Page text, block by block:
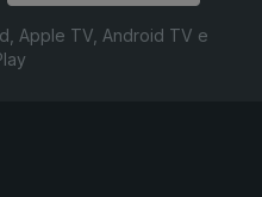
Apple TV, Android TV e